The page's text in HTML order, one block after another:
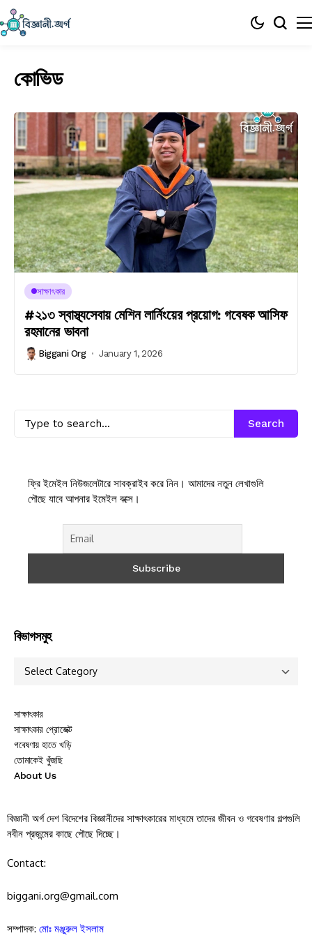
কোভিড
সাক্ষাৎকার
#২১৩ স্বাস্থ্যসেবায় মেশিন লার্নিংয়ের প্রয়োগ: গবেষক আসিফ
রহমানের ভাবনা
Biggani Org January 1, 2026
Search
ফ্রি ইমেইল নিউজলেটারে সাবক্রাইব করে নিন। আমাদের নতুন লেখাগুলি
পৌছে যাবে আপনার ইমেইল বক্সে।
বিভাগসমুহ
সাক্ষাৎকার
সাক্ষাৎকার প্রোজেক্ট
গবেষণায় হাতে খড়ি
তোমাকেই খুঁজছি
About Us
বিজ্ঞানী অর্গ দেশ বিদেশের বিজ্ঞানীদের সাক্ষাৎকারের মাধ্যমে তাদের জীবন ও গবেষণার গল্পগুলি
নবীন প্রজন্মের কাছে পৌছে দিচ্ছে।
Contact:
biggani.org@gmail.com
সম্পাদক: মোঃ মঞ্জুরুল ইসলাম